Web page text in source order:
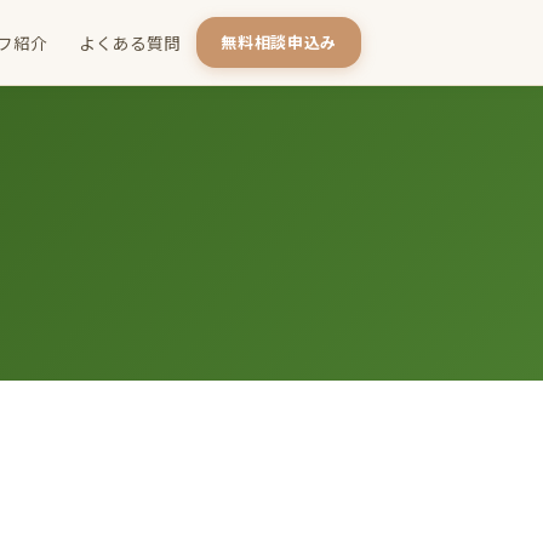
紹介 よくある質問 無料相談申込み